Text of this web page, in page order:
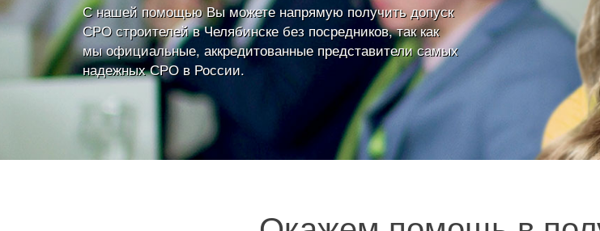
С нашей помощью Вы можете напрямую получить допуск
СРО строителей в Челябинске без посредников, так как
мы официальные, аккредитованные представители самых
надежных СРО в России.